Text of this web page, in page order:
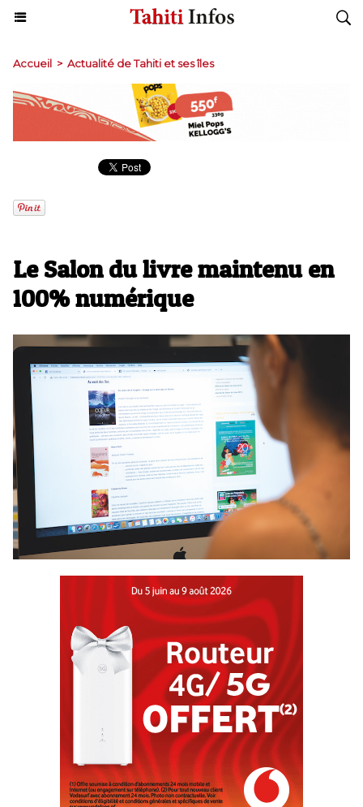
Accueil > Actualité de Tahiti et ses îles
Le Salon du livre maintenu en
100% numérique